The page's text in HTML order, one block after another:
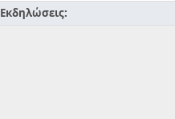
Εκδηλώσεις: